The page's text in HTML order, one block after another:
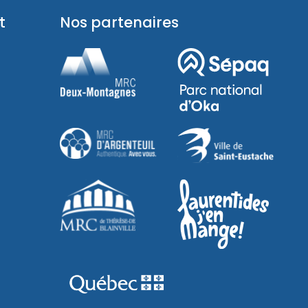
Nos partenaires